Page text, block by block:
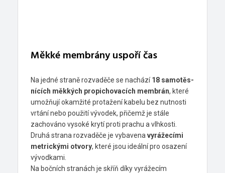
Měkké membrány uspoří čas
Na jedné straně rozvaděče se nachází18 samotěs­
nících měkkých propichovacích mem­brán, které
umožňují okamžité protažení kabelu bez nutnosti
vrtání nebo použití vý­vodek, přičemž je stále
zachováno vysoké krytí proti prachu a vlhkosti.
Druhá strana rozvaděče je vybavena vyrážecími
metrickými otvo­ry, které jsou ideální pro osazení
vývodkami.
Na bočních stranách je skříň díky vyrážecím